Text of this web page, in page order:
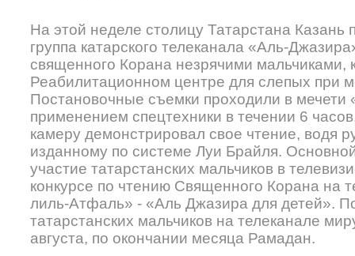
На этой неделе столицу Татарстана Казань
группа катарского телеканала «Аль-
священного Корана незрячими мальчиками,
Реабилитационном центре для слепых при
Постановочные съемки проходили в
применением спецтехники в течении 6
камеру демонстрировал свое чтение, водя
изданному по системе Луи Брайля.
участие татарстанских мальчиков в
конкурсе по чтению Священного Корана на
лиль-Атфаль» - «Аль Джазира для детей».
татарстанских мальчиков на телеканале
августа, по окончании месяца Рамадан.